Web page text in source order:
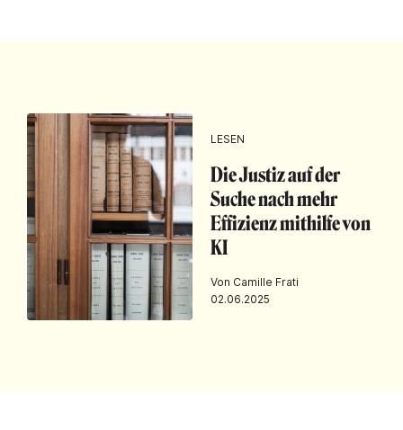
LESEN
Die Justiz auf der
Suche nach mehr
Effizienz mithilfe von
KI
Von Camille Frati
02.06.2025